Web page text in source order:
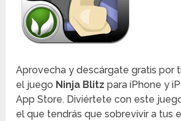
Aprovecha y descárgate gratis por
el juego Ninja Blitzpara iPhone y
App Store. Diviértete con este
el que tendrás que sobrevivir a tus